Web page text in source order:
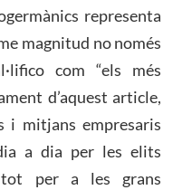
representa
magnitud no només
com “els més
d’aquest article,
i mitjans empresaris
a dia per les elits
tot per a les grans